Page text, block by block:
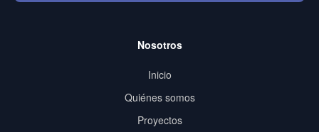
Nosotros
Inicio
Quiénes somos
Proyectos